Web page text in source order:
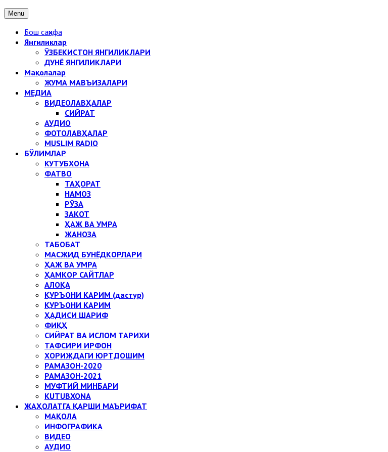
Menu
Бош саҳифа
Янгиликлар
ЎЗБЕКИСТОН ЯНГИЛИКЛАРИ
ДУНЁ ЯНГИЛИКЛАРИ
Мақолалар
ЖУМА МАВЪИЗАЛАРИ
МЕДИА
ВИДЕОЛАВҲАЛАР
СИЙРАТ
АУДИО
ФОТОЛАВҲАЛАР
MUSLIM RADIO
БЎЛИМЛАР
КУТУБХОНА
ФАТВО
ТАҲОРАТ
НАМОЗ
РЎЗА
ЗАКОТ
ҲАЖ ВА УМРА
ЖАНОЗА
ТАБОБАТ
МАСЖИД БУНЁДКОРЛАРИ
ҲАЖ ВА УМРА
ҲАМКОР САЙТЛАР
АЛОҚА
ҚУРЪОНИ КАРИМ (дастур)
ҚУРЪОНИ КАРИМ
ҲАДИСИ ШАРИФ
ФИҚҲ
СИЙРАТ ВА ИСЛОМ ТАРИХИ
ТАФСИРИ ИРФОН
ХОРИЖДАГИ ЮРТДОШИМ
РАМАЗОН-2020
РАМАЗОН-2021
МУФТИЙ МИНБАРИ
KUTUBXONA
ЖАҲОЛАТГА ҚАРШИ МАЪРИФАТ
МАҚОЛА
ИНФОГРАФИКА
ВИДЕО
АУДИО